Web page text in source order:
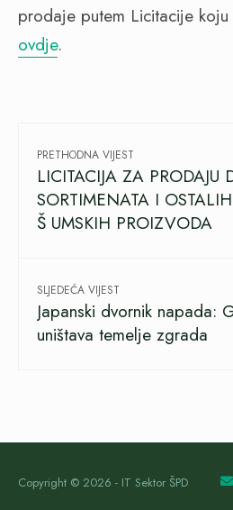
prodaje putem Licitacije
ovdje.
PRETHODNA VIJEST
LICITACIJA ZA PRODAJU
SORTIMENATA I
Š UMSKIH PROIZVODA
SLJEDEĆA VIJEST
Japanski dvornik napada:
uništava temelje zgrada
Copyright © 2026 - IT Sektor ŠPD